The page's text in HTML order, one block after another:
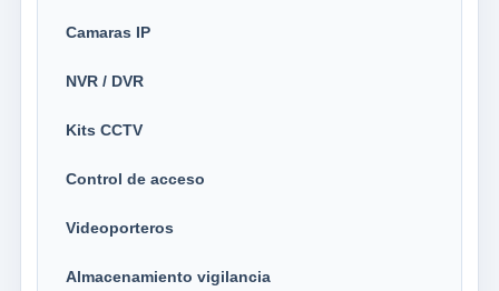
Camaras IP
NVR / DVR
Kits CCTV
Control de acceso
Videoporteros
Almacenamiento vigilancia